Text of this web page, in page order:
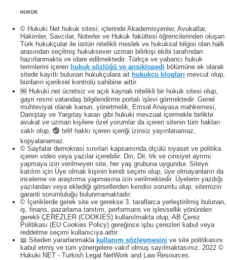
HUKUK
© Hukuki Net hukuk sitesi; içlerinde Akademisyenler, Avukatlar,
Hakimler, Savcılar, Noterler ve Hukuk fakültesi öğrencilerinden oluşan
Türk hukukçular ile üstün nitelikli meslek ve hukuksal bilgisi olan halk
arasından seçilmiş hukuksever uzman bilirkişi ekibi tarafından
hazırlanmakta ve idare edilmektedir. Türkçe ve yabancı hukuk
terimlerini içeren hukuk sözlüğü ve ansiklopedi bölümüne ek olarak
sitede kayıtlı bulunan hukukçulara ait hukukçu blogları mevcut olup,
bunların içeriksel kontrolü sahibine aittir.
🆓 Hukuki.net ücretsiz ve açık kaynak nitelikli bir hukuk sitesi olup,
gayri resmi vatandaş bilgilendirme portalı işlevi görmektedir. Genel
muhteviyat olarak kanun, yönetmelik, Emsal Anayasa mahkemesi,
Danıştay ve Yargıtay kararı gibi hukuki mevzuat içermekle birlikte
avukat ve uzman kişilere özel yorumlar da içeren sitenin tüm hakları
saklı olup, 🕲 telif hakkı içeren içeriği izinsiz yayınlanamaz,
kopyalanamaz.
© Sayfalar demokrasi sınırları kapsamında ölçülü siyaset ve politika
içeren video veya yazılar içerebilir. Din, Dil, Irk ve cinsiyet ayrımı
yapmaya izin verilmeyen site, her yaş grubuna uygundur. Siteye
katılım için Üye olmak kişinin kendi seçimi olup, üye olmayanların da
inceleme ve araştırma yapmasına izin verilmektedir. Üyelerin yazdığı
yazılardan veya eklediği görsellerden kendisi sorumlu olup, sitemizin
garanti sorumluluğu bulunmamaktadır.
© İçeriklerde gerek site ve gerekse 3. taraflarca yerleştirilmiş bulunan,
iş, finans, pazarlama tanıtım, performans ve işlevsellik yönünden
gerekli ÇEREZLER (COOKIES) kullanılmakta olup, AB Çerez
Politikası (EU Cookies Policy) gereğince işbu çerezleri kabul veya
reddetme seçimi kullanıcıya aittir.
📖 Siteden yararlanmakla kullanım sözleşmesini ve site politikasını
kabul etmiş ve tüm yönergelere vakıf olmuş sayılmaktasınız. 2022 ©
Hukuki NET - Turkish Legal NetWork and Law Resources.